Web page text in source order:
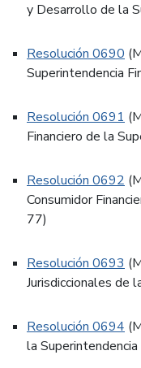
y Desarrollo de la
Resolución 0690
Superintendencia
Resolución 0691
Financiero de la
Resolución 0692
Consumidor
77)
Resolución 0693
Jurisdiccionales de
Resolución 0694
la